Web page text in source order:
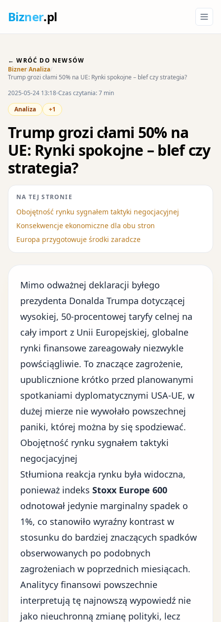
Bizner.pl
← WRÓĆ DO NEWSÓW
Bizner/Analiza/
Trump grozi cłami 50% na UE: Rynki spokojne – blef czy strategia?
2025-05-24 13:18 Czas czytania: 7 min
Analiza
+1
Trump grozi cłami 50% na
UE: Rynki spokojne – blef czy
strategia?
NA TEJ STRONIE
Obojętność rynku sygnałem taktyki negocjacyjnej
Konsekwencje ekonomiczne dla obu stron
Europa przygotowuje środki zaradcze
Mimo odważnej deklaracji byłego
prezydenta Donalda Trumpa dotyczącej
wysokiej, 50-procentowej taryfy celnej na
cały import z Unii Europejskiej, globalne
rynki finansowe zareagowały niezwykle
powściągliwie. To znaczące zagrożenie,
upublicznione krótko przed planowanymi
spotkaniami dyplomatycznymi USA-UE, w
dużej mierze nie wywołało powszechnej
paniki, której można by się spodziewać.
Obojętność rynku sygnałem taktyki
negocjacyjnej
Stłumiona reakcja rynku była widoczna,
ponieważ indeks Stoxx Europe 600
odnotował jedynie marginalny spadek o
1%, co stanowiło wyraźny kontrast w
stosunku do bardziej znaczących spadków
obserwowanych po podobnych
zagrożeniach w poprzednich miesiącach.
Analitycy finansowi powszechnie
interpretują tę najnowszą wypowiedź nie
jako nieuchronną zmianę polityki, lecz